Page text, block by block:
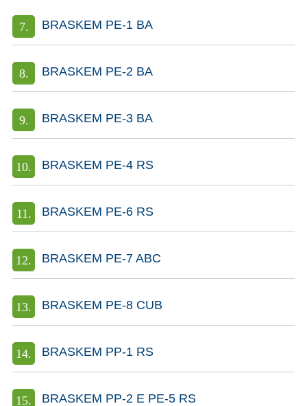
BRASKEM PE-1 BA
BRASKEM PE-2 BA
BRASKEM PE-3 BA
BRASKEM PE-4 RS
BRASKEM PE-6 RS
BRASKEM PE-7 ABC
BRASKEM PE-8 CUB
BRASKEM PP-1 RS
BRASKEM PP-2 E PE-5 RS